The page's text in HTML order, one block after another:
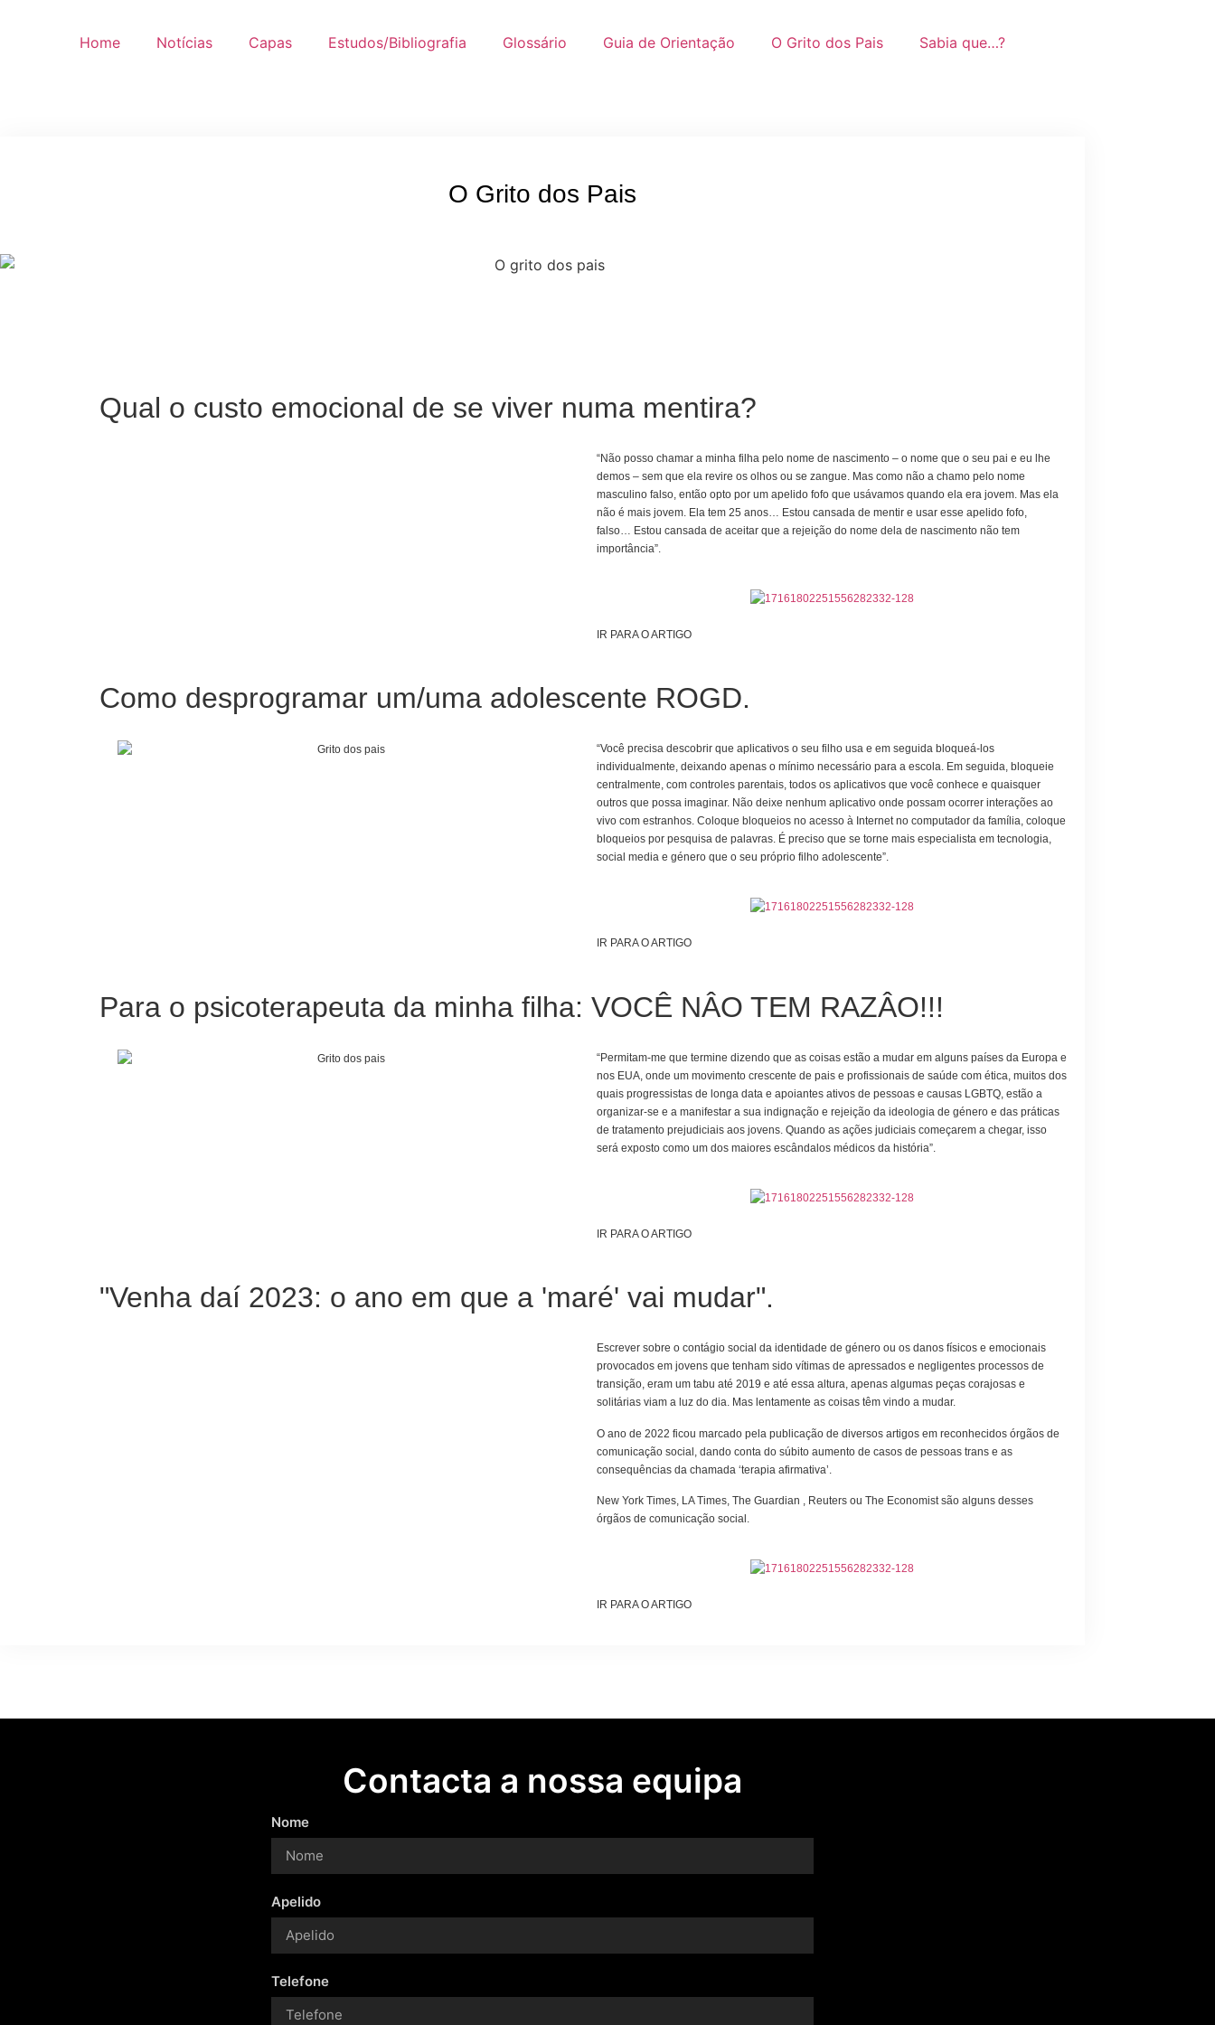
Home Notícias Capas Estudos/Bibliografia Glossário Guia de Orientação O Grito dos Pais Sabia que…?
O Grito dos Pais
Qual o custo emocional de se viver numa mentira?
“Não posso chamar a minha filha pelo nome de nascimento – o nome que o seu pai e eu lhe
demos – sem que ela revire os olhos ou se zangue. Mas como não a chamo pelo nome
masculino falso, então opto por um apelido fofo que usávamos quando ela era jovem. Mas ela
não é mais jovem. Ela tem 25 anos… Estou cansada de mentir e usar esse apelido fofo,
falso… Estou cansada de aceitar que a rejeição do nome dela de nascimento não tem
importância”.
IR PARA O ARTIGO
Como desprogramar um/uma adolescente ROGD.
“Você precisa descobrir que aplicativos o seu filho usa e em seguida bloqueá-los
individualmente, deixando apenas o mínimo necessário para a escola. Em seguida, bloqueie
centralmente, com controles parentais, todos os aplicativos que você conhece e quaisquer
outros que possa imaginar. Não deixe nenhum aplicativo onde possam ocorrer interações ao
vivo com estranhos. Coloque bloqueios no acesso à Internet no computador da família, coloque
bloqueios por pesquisa de palavras. É preciso que se torne mais especialista em tecnologia,
social media e género que o seu próprio filho adolescente”.
IR PARA O ARTIGO
Para o psicoterapeuta da minha filha: VOCÊ NÂO TEM RAZÂO!!!
“Permitam-me que termine dizendo que as coisas estão a mudar em alguns países da Europa e
nos EUA, onde um movimento crescente de pais e profissionais de saúde com ética, muitos dos
quais progressistas de longa data e apoiantes ativos de pessoas e causas LGBTQ, estão a
organizar-se e a manifestar a sua indignação e rejeição da ideologia de género e das práticas
de tratamento prejudiciais aos jovens. Quando as ações judiciais começarem a chegar, isso
será exposto como um dos maiores escândalos médicos da história”.
IR PARA O ARTIGO
"Venha daí 2023: o ano em que a 'maré' vai mudar".
Escrever sobre o contágio social da identidade de género ou os danos físicos e emocionais
provocados em jovens que tenham sido vítimas de apressados e negligentes processos de
transição, eram um tabu até 2019 e até essa altura, apenas algumas peças corajosas e
solitárias viam a luz do dia. Mas lentamente as coisas têm vindo a mudar.
O ano de 2022 ficou marcado pela publicação de diversos artigos em reconhecidos órgãos de
comunicação social, dando conta do súbito aumento de casos de pessoas trans e as
consequências da chamada ‘terapia afirmativa’.
New York Times, LA Times, The Guardian , Reuters ou The Economist são alguns desses
órgãos de comunicação social.
IR PARA O ARTIGO
Contacta a nossa equipa
Nome
Apelido
Telefone